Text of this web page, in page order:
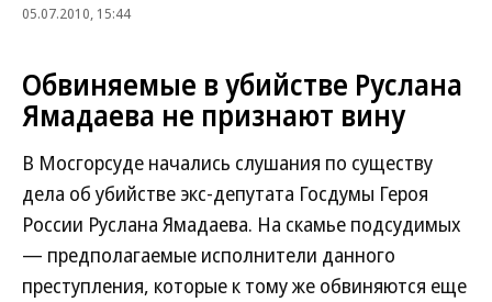
05.07.2010, 15:44
Обвиняемые в убийстве Руслана
Ямадаева не признают вину
В Мосгорсуде начались слушания по существу
дела об убийстве экс-депутата Госдумы Героя
России Руслана Ямадаева. На скамье подсудимых
— предполагаемые исполнители данного
преступления, которые к тому же обвиняются еще